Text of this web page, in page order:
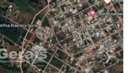
›Next